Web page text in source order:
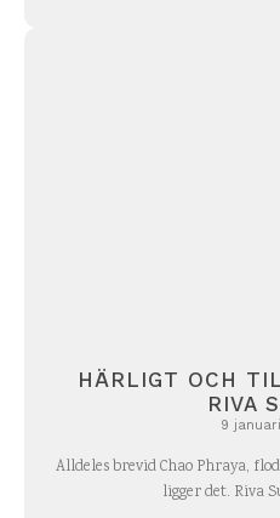
HÄRLIGT OCH
RIVA
9
Alldeles brevid Chao Phraya,
ligger det. Riva